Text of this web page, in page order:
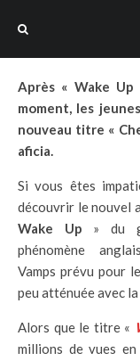
Après « Wake
moment, les
nouveau titre «
aficia.
Si vous êtes
découvrir le nouvel
Wake Up » du
phénomène
Vamps prévu pour
peu atténuée avec
Alors que le titre «
millions de vues